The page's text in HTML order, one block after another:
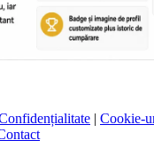
| Cookie-